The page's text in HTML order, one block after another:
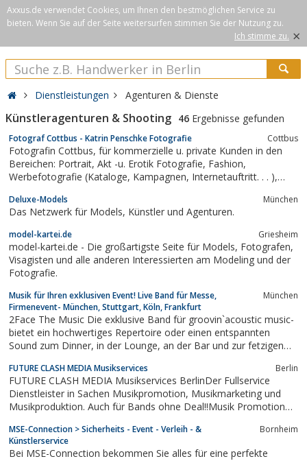
Axxus.de verwendet Cookies, um Ihnen den bestmöglichen Service zu
bieten. Wenn Sie auf der Seite weitersurfen stimmen Sie der Nutzung zu.
Ich stimme zu. ×
Dienstleistungen Agenturen & Dienste
Künstleragenturen & Shooting 46 Ergebnisse gefunden
Fotograf Cottbus - Katrin Penschke Fotografie Cottbus
Fotografin Cottbus, für kommerzielle u. private Kunden in den
Bereichen: Portrait, Akt -u. Erotik Fotografie, Fashion,
Werbefotografie (Kataloge, Kampagnen, Internetauftritt. . . ),
Hochzeitsfotografie und Interieur-Fotografie.
Deluxe-Models München
Das Netzwerk für Models, Künstler und Agenturen.
model-kartei.de Griesheim
model-kartei.de - Die großartigste Seite für Models, Fotografen,
Visagisten und alle anderen Interessierten am Modeling und der
Fotografie.
Musik für Ihren exklusiven Event! Live Band für Messe,
Firmenevent- München, Stuttgart, Köln, Frankfurt
München
2Face The Music Die exklusive Band für groovin`acoustic music-
bietet ein hochwertiges Repertoire oder einen entspannten
Sound zum Dinner, in der Lounge, an der Bar und zur fetzigen
The Music-die Band für den Dance, Lounge und den After-
Messe- Party Bereich....
FUTURE CLASH MEDIA Musikservices Berlin
FUTURE CLASH MEDIA Musikservices BerlinDer Fullservice
Dienstleister in Sachen Musikpromotion, Musikmarketing und
Musikproduktion. Auch für Bands ohne Deal!!Musik Promotion
Schallplattenfirmen Kontakte Musik Marketing Musik Produktion
Artistdevelopment Talentförderung Web...
MSE-Connection > Sicherheits - Event - Verleih - &
Künstlerservice
Bornheim
Bei MSE-Connection bekommen Sie alles für eine perfekte